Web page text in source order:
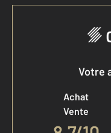
Votre
Achat
Vente